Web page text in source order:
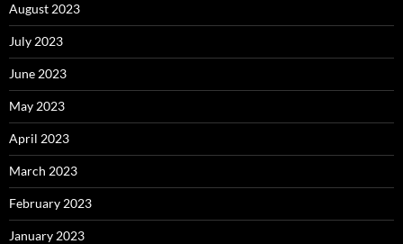
August 2023
July 2023
June 2023
May 2023
April 2023
March 2023
February 2023
January 2023